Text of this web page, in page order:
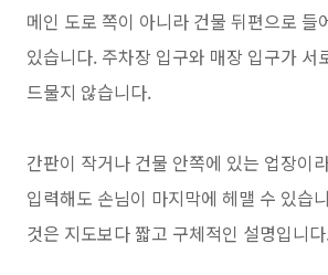
메인 도로 쪽이 아니라 건물 뒤편으로 들
있습니다. 주차장 입구와 매장 입구가 서
드물지 않습니다.
간판이 작거나 건물 안쪽에 있는 업장이
입력해도 손님이 마지막에 헤맬 수 있습
것은 지도보다 짧고 구체적인 설명입니